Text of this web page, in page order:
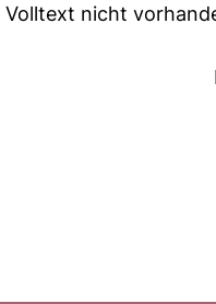
Volltext nicht